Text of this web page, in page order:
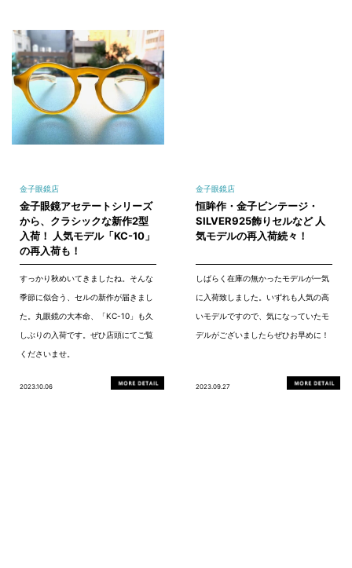
金子眼鏡店
金子眼鏡アセテートシリーズ
から、クラシックな新作2型
入荷！ 人気モデル「KC-10」
の再入荷も！
すっかり秋めいてきましたね。そんな
季節に似合う、セルの新作が届きまし
た。丸眼鏡の大本命、「KC-10」も久
しぶりの入荷です。ぜひ店頭にてご覧
くださいませ。
2023.10.06
金子眼鏡店
恒眸作・金子ビンテージ・
SILVER925飾りセルなど 人
気モデルの再入荷続々！
しばらく在庫の無かったモデルが一気
に入荷致しました。いずれも人気の高
いモデルですので、気になっていたモ
デルがございましたらぜひお早めに！
2023.09.27